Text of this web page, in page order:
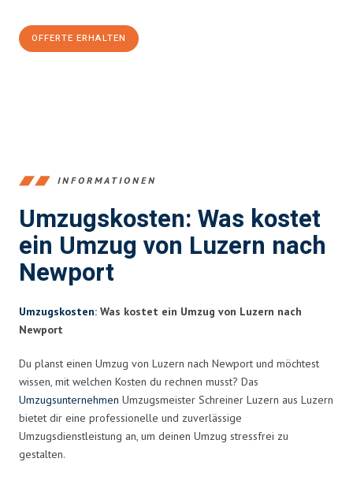
OFFERTE ERHALTEN
INFORMATIONEN
Umzugskosten: Was kostet
ein Umzug von Luzern nach
Newport
Umzugskosten: Was kostet ein Umzug von Luzern nach
Newport
Du planst einen Umzug von Luzern nach Newport und möchtest
wissen, mit welchen Kosten du rechnen musst? Das
Umzugsunternehmen Umzugsmeister Schreiner Luzern aus Luzern
bietet dir eine professionelle und zuverlässige
Umzugsdienstleistung an, um deinen Umzug stressfrei zu
gestalten.